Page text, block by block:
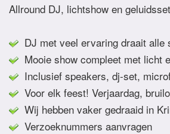
Allround DJ, lichtshow en
DJ met veel ervaring draait alle
Mooie show compleet met licht
Inclusief speakers, dj-set,
Voor elk feest! Verjaardag,
Wij hebben vaker gedraaid in
Verzoeknummers aanvragen